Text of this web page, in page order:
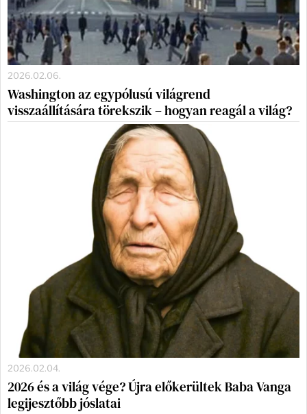
2026.02.06.
Washington az egypólusú világrend
visszaállítására törekszik – hogyan reagál a világ?
2026.02.04.
2026 és a világ vége? Újra előkerültek Baba Vanga
legijesztőbb jóslatai